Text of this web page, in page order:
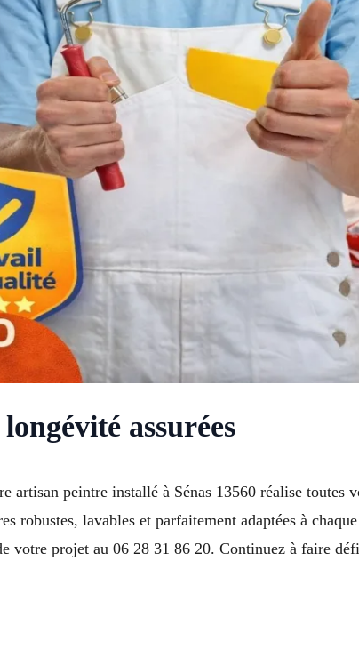
assurées
artisan peintre installé à Sénas 13560 réalise toutes
robustes, lavables et parfaitement adaptées à
votre projet au 06 28 31 86 20. Continuez à faire